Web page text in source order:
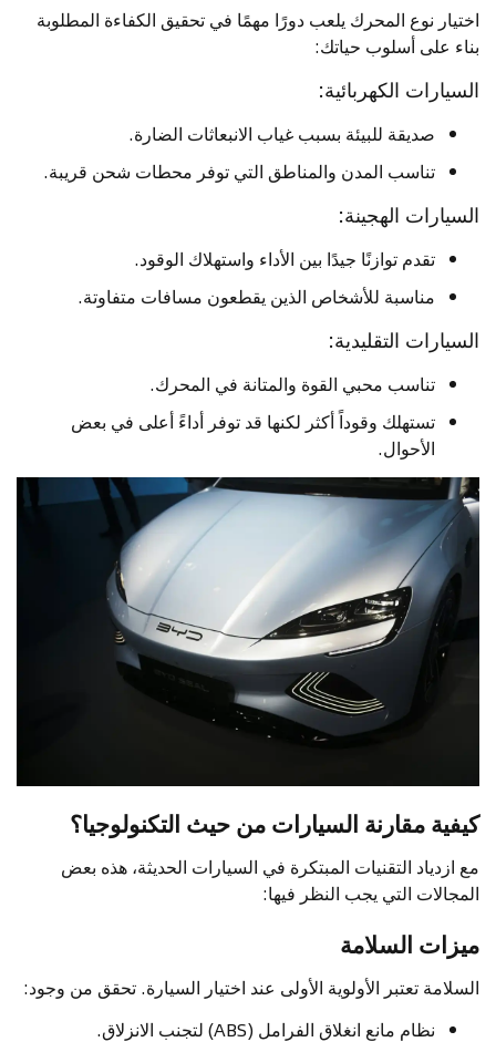
اختيار نوع المحرك يلعب دورًا مهمًا في تحقيق الكفاءة المطلوبة
بناء على أسلوب حياتك:
السيارات الكهربائية:
صديقة للبيئة بسبب غياب الانبعاثات الضارة.
تناسب المدن والمناطق التي توفر محطات شحن قريبة.
السيارات الهجينة:
تقدم توازنًا جيدًا بين الأداء واستهلاك الوقود.
مناسبة للأشخاص الذين يقطعون مسافات متفاوتة.
السيارات التقليدية:
تناسب محبي القوة والمتانة في المحرك.
تستهلك وقوداً أكثر لكنها قد توفر أداءً أعلى في بعض
الأحوال.
كيفية مقارنة السيارات من حيث التكنولوجيا؟
مع ازدياد التقنيات المبتكرة في السيارات الحديثة، هذه بعض
المجالات التي يجب النظر فيها:
ميزات السلامة
السلامة تعتبر الأولوية الأولى عند اختيار السيارة. تحقق من وجود:
نظام مانع انغلاق الفرامل (ABS) لتجنب الانزلاق.